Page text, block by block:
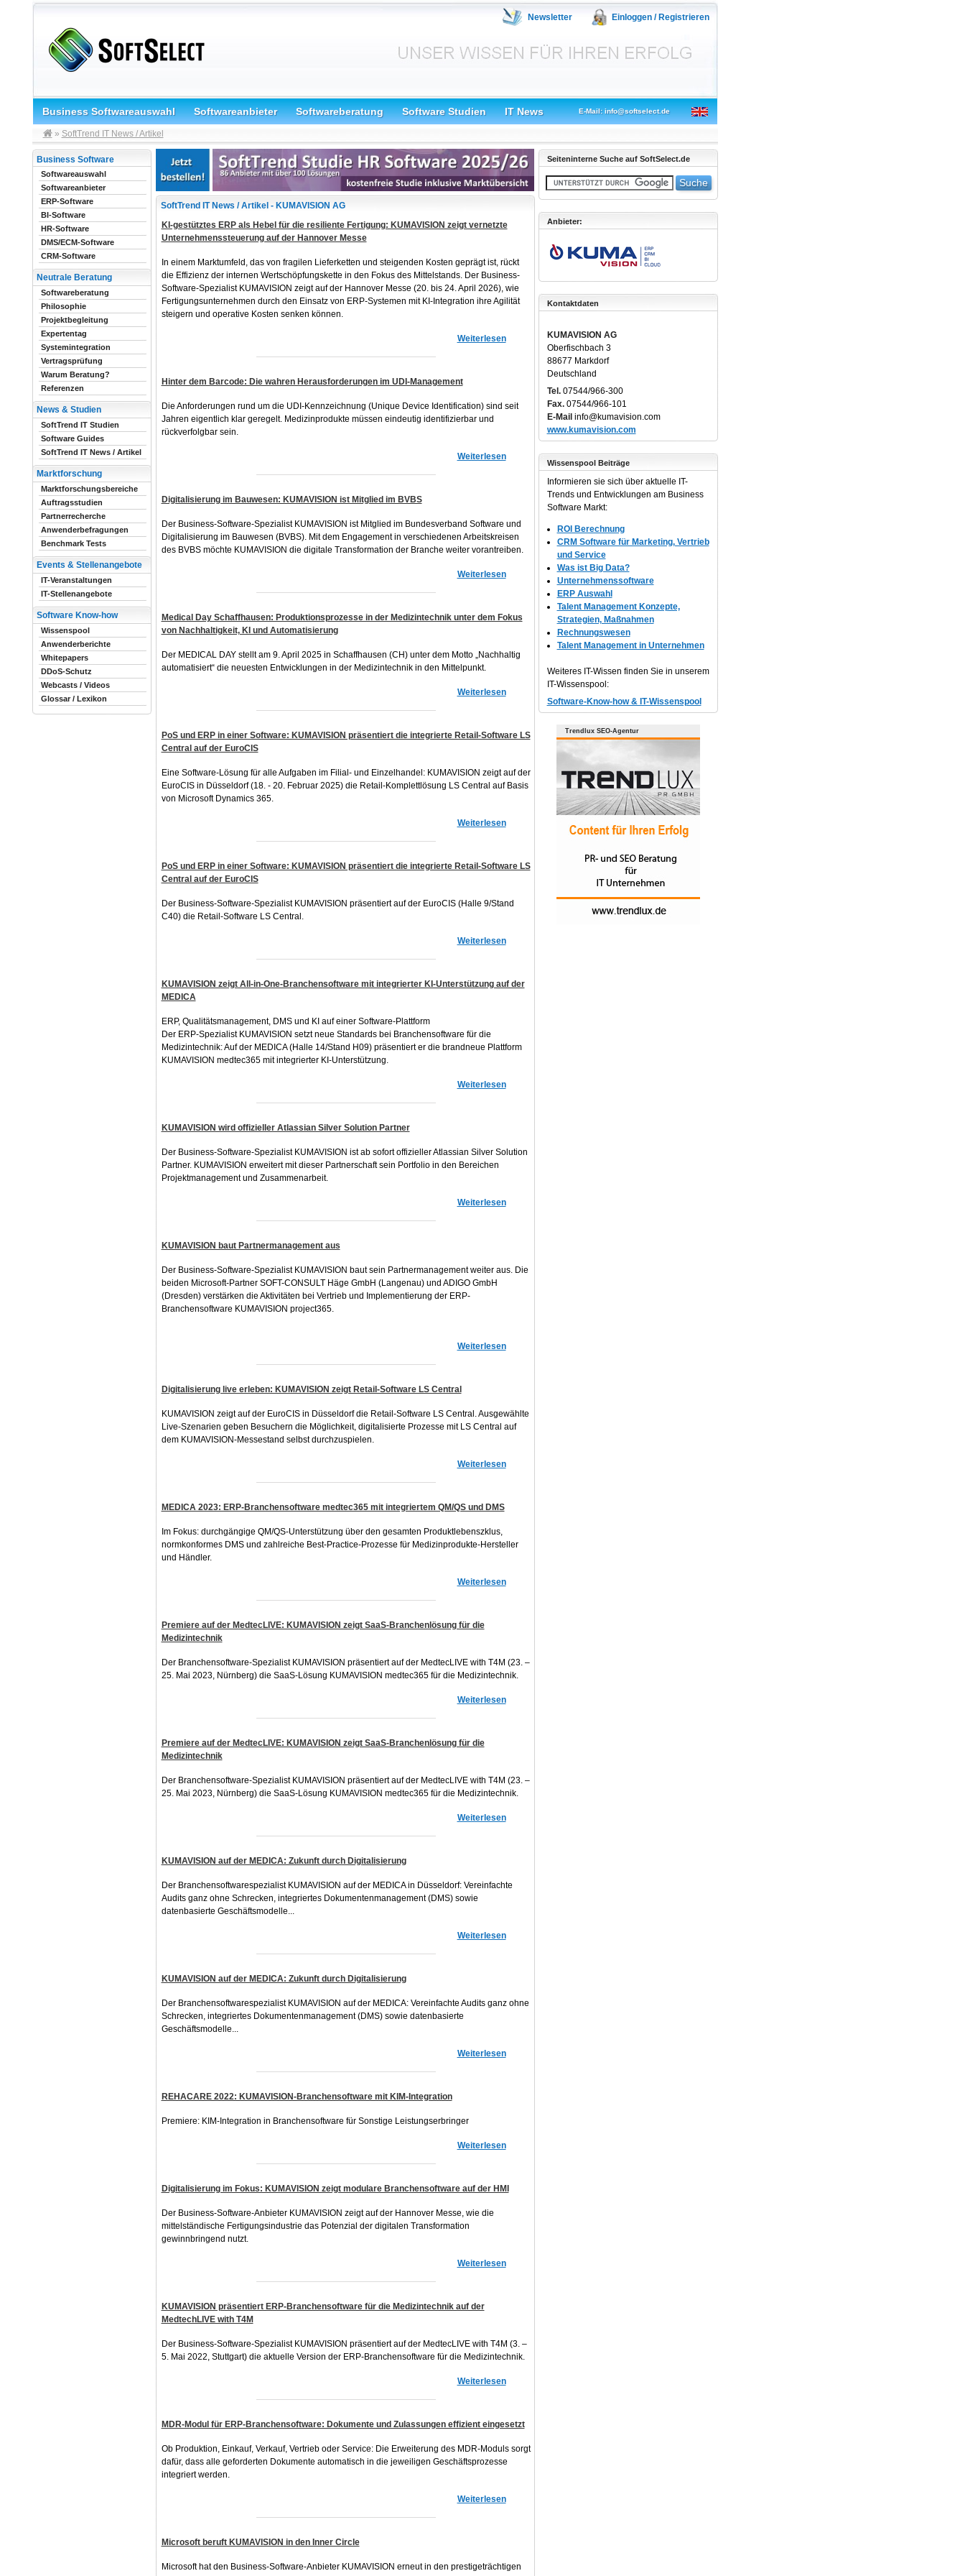
Newsletter Einloggen / Registrieren
Business Softwareauswahl Softwareanbieter Softwareberatung Software Studien IT News E-Mail: info@softselect.de
» SoftTrend IT News / Artikel
SoftTrend IT News / Artikel - KUMAVISION AG
KI-gestütztes ERP als Hebel für die resiliente Fertigung: KUMAVISION zeigt vernetzte
Unternehmenssteuerung auf der Hannover Messe
In einem Marktumfeld, das von fragilen Lieferketten und steigenden Kosten geprägt ist, rückt
die Effizienz der internen Wertschöpfungskette in den Fokus des Mittelstands. Der Business-
Software-Spezialist KUMAVISION zeigt auf der Hannover Messe (20. bis 24. April 2026), wie
Fertigungsunternehmen durch den Einsatz von ERP-Systemen mit KI-Integration ihre Agilität
steigern und operative Kosten senken können.
Weiterlesen
Hinter dem Barcode: Die wahren Herausforderungen im UDI-Management
Die Anforderungen rund um die UDI-Kennzeichnung (Unique Device Identification) sind seit
Jahren eigentlich klar geregelt. Medizinprodukte müssen eindeutig identifizierbar und
rückverfolgbar sein.
Weiterlesen
Digitalisierung im Bauwesen: KUMAVISION ist Mitglied im BVBS
Der Business-Software-Spezialist KUMAVISION ist Mitglied im Bundesverband Software und
Digitalisierung im Bauwesen (BVBS). Mit dem Engagement in verschiedenen Arbeitskreisen
des BVBS möchte KUMAVISION die digitale Transformation der Branche weiter vorantreiben.
Weiterlesen
Medical Day Schaffhausen: Produktionsprozesse in der Medizintechnik unter dem Fokus
von Nachhaltigkeit, KI und Automatisierung
Der MEDICAL DAY stellt am 9. April 2025 in Schaffhausen (CH) unter dem Motto „Nachhaltig
automatisiert“ die neuesten Entwicklungen in der Medizintechnik in den Mittelpunkt.
Weiterlesen
PoS und ERP in einer Software: KUMAVISION präsentiert die integrierte Retail-Software LS
Central auf der EuroCIS
Eine Software-Lösung für alle Aufgaben im Filial- und Einzelhandel: KUMAVISION zeigt auf der
EuroCIS in Düsseldorf (18. - 20. Februar 2025) die Retail-Komplettlösung LS Central auf Basis
von Microsoft Dynamics 365.
Weiterlesen
PoS und ERP in einer Software: KUMAVISION präsentiert die integrierte Retail-Software LS
Central auf der EuroCIS
Der Business-Software-Spezialist KUMAVISION präsentiert auf der EuroCIS (Halle 9/Stand
C40) die Retail-Software LS Central.
Weiterlesen
KUMAVISION zeigt All-in-One-Branchensoftware mit integrierter KI-Unterstützung auf der
MEDICA
ERP, Qualitätsmanagement, DMS und KI auf einer Software-Plattform
Der ERP-Spezialist KUMAVISION setzt neue Standards bei Branchensoftware für die
Medizintechnik: Auf der MEDICA (Halle 14/Stand H09) präsentiert er die brandneue Plattform
KUMAVISION medtec365 mit integrierter KI-Unterstützung.
Weiterlesen
KUMAVISION wird offizieller Atlassian Silver Solution Partner
Der Business-Software-Spezialist KUMAVISION ist ab sofort offizieller Atlassian Silver Solution
Partner. KUMAVISION erweitert mit dieser Partnerschaft sein Portfolio in den Bereichen
Projektmanagement und Zusammenarbeit.
Weiterlesen
KUMAVISION baut Partnermanagement aus
Der Business-Software-Spezialist KUMAVISION baut sein Partnermanagement weiter aus. Die
beiden Microsoft-Partner SOFT-CONSULT Häge GmbH (Langenau) und ADIGO GmbH
(Dresden) verstärken die Aktivitäten bei Vertrieb und Implementierung der ERP-
Branchensoftware KUMAVISION project365.
Weiterlesen
Digitalisierung live erleben: KUMAVISION zeigt Retail-Software LS Central
KUMAVISION zeigt auf der EuroCIS in Düsseldorf die Retail-Software LS Central. Ausgewählte
Live-Szenarien geben Besuchern die Möglichkeit, digitalisierte Prozesse mit LS Central auf
dem KUMAVISION-Messestand selbst durchzuspielen.
Weiterlesen
MEDICA 2023: ERP-Branchensoftware medtec365 mit integriertem QM/QS und DMS
Im Fokus: durchgängige QM/QS-Unterstützung über den gesamten Produktlebenszklus,
normkonformes DMS und zahlreiche Best-Practice-Prozesse für Medizinprodukte-Hersteller
und Händler.
Weiterlesen
Premiere auf der MedtecLIVE: KUMAVISION zeigt SaaS-Branchenlösung für die
Medizintechnik
Der Branchensoftware-Spezialist KUMAVISION präsentiert auf der MedtecLIVE with T4M (23. –
25. Mai 2023, Nürnberg) die SaaS-Lösung KUMAVISION medtec365 für die Medizintechnik.
Weiterlesen
Premiere auf der MedtecLIVE: KUMAVISION zeigt SaaS-Branchenlösung für die
Medizintechnik
Der Branchensoftware-Spezialist KUMAVISION präsentiert auf der MedtecLIVE with T4M (23. –
25. Mai 2023, Nürnberg) die SaaS-Lösung KUMAVISION medtec365 für die Medizintechnik.
Weiterlesen
KUMAVISION auf der MEDICA: Zukunft durch Digitalisierung
Der Branchensoftwarespezialist KUMAVISION auf der MEDICA in Düsseldorf: Vereinfachte
Audits ganz ohne Schrecken, integriertes Dokumentenmanagement (DMS) sowie
datenbasierte Geschäftsmodelle...
Weiterlesen
KUMAVISION auf der MEDICA: Zukunft durch Digitalisierung
Der Branchensoftwarespezialist KUMAVISION auf der MEDICA: Vereinfachte Audits ganz ohne
Schrecken, integriertes Dokumentenmanagement (DMS) sowie datenbasierte
Geschäftsmodelle...
Weiterlesen
REHACARE 2022: KUMAVISION-Branchensoftware mit KIM-Integration
Premiere: KIM-Integration in Branchensoftware für Sonstige Leistungserbringer
Weiterlesen
Digitalisierung im Fokus: KUMAVISION zeigt modulare Branchensoftware auf der HMI
Der Business-Software-Anbieter KUMAVISION zeigt auf der Hannover Messe, wie die
mittelständische Fertigungsindustrie das Potenzial der digitalen Transformation
gewinnbringend nutzt.
Weiterlesen
KUMAVISION präsentiert ERP-Branchensoftware für die Medizintechnik auf der
MedtechLIVE with T4M
Der Business-Software-Spezialist KUMAVISION präsentiert auf der MedtecLIVE with T4M (3. –
5. Mai 2022, Stuttgart) die aktuelle Version der ERP-Branchensoftware für die Medizintechnik.
Weiterlesen
MDR-Modul für ERP-Branchensoftware: Dokumente und Zulassungen effizient eingesetzt
Ob Produktion, Einkauf, Verkauf, Vertrieb oder Service: Die Erweiterung des MDR-Moduls sorgt
dafür, dass alle geforderten Dokumente automatisch in die jeweiligen Geschäftsprozesse
integriert werden.
Weiterlesen
Microsoft beruft KUMAVISION in den Inner Circle
Microsoft hat den Business-Software-Anbieter KUMAVISION erneut in den prestigeträchtigen
Business Software
Softwareauswahl
Softwareanbieter
ERP-Software
BI-Software
HR-Software
DMS/ECM-Software
CRM-Software
Neutrale Beratung
Softwareberatung
Philosophie
Projektbegleitung
Expertentag
Systemintegration
Vertragsprüfung
Warum Beratung?
Referenzen
News & Studien
SoftTrend IT Studien
Software Guides
SoftTrend IT News / Artikel
Marktforschung
Marktforschungsbereiche
Auftragsstudien
Partnerrecherche
Anwenderbefragungen
Benchmark Tests
Events & Stellenangebote
IT-Veranstaltungen
IT-Stellenangebote
Software Know-how
Wissenspool
Anwenderberichte
Whitepapers
DDoS-Schutz
Webcasts / Videos
Glossar / Lexikon
Seiteninterne Suche auf SoftSelect.de
Anbieter:
Kontaktdaten
KUMAVISION AG
Oberfischbach 3
88677 Markdorf
Deutschland
Tel.07544/966-300
Fax.07544/966-101
E-Mail info@kumavision.com
www.kumavision.com
Wissenspool Beiträge
Informieren sie sich über aktuelle IT-
Trends und Entwicklungen am Business
Software Markt:
ROI Berechnung
CRM Software für Marketing, Vertrieb
und Service
Was ist Big Data?
Unternehmenssoftware
ERP Auswahl
Talent Management Konzepte,
Strategien, Maßnahmen
Rechnungswesen
Talent Management in Unternehmen
Weiteres IT-Wissen finden Sie in unserem
IT-Wissenspool:
Software-Know-how & IT-Wissenspool
Trendlux SEO-Agentur